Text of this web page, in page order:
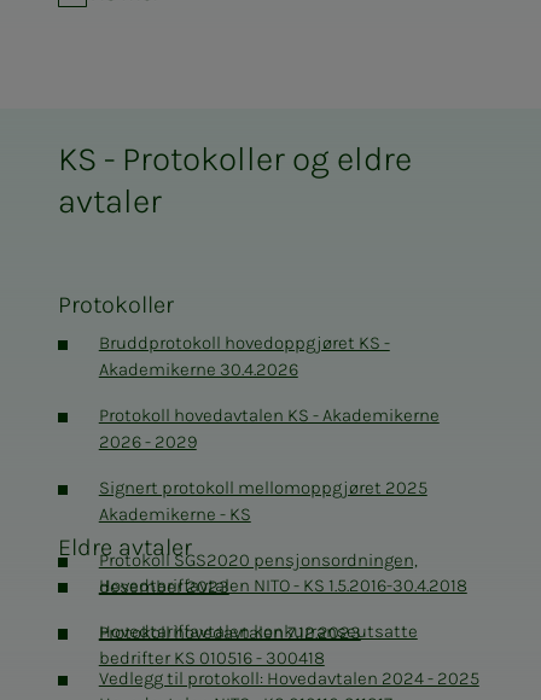
OU-avtale KS 010113-311214
KS - Protokoller og eldre
avtaler
Protokoller
Bruddprotokoll hovedoppgjøret KS -
Akademikerne 30.4.2026
Protokoll hovedavtalen KS - Akademikerne
2026 - 2029
Signert protokoll mellomoppgjøret 2025
Akademikerne - KS
Protokoll SGS2020 pensjonsordningen,
desember 2023
Protokoll hovedavtalen 7.12.2023
Vedlegg til protokoll: Hovedavtalen 2024 - 2025
Eldre avtaler
Hovedtariffavtalen NITO - KS 1.5.2016-30.4.2018
Hovedtariffavtalen konkurranseutsatte
bedrifter KS 010516 - 300418